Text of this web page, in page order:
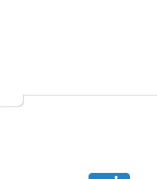
fitnessomgevingen is de
locaties
revalidatie- en